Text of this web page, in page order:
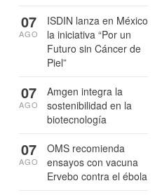
ISDIN lanza en México
la iniciativa “Por un
Futuro sin Cáncer de
Piel”
07
AGO
Amgen integra la
sostenibilidad en la
biotecnología
07
AGO
OMS recomienda
ensayos con vacuna
Ervebo contra el ébola
07
AGO